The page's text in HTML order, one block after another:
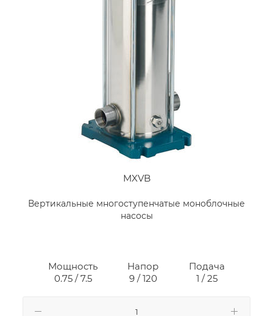
MXVB
Вертикальные многоступенчатые моноблочные
насосы
Мощность
0.75 / 7.5
Напор
9 / 120
Подача
1 / 25